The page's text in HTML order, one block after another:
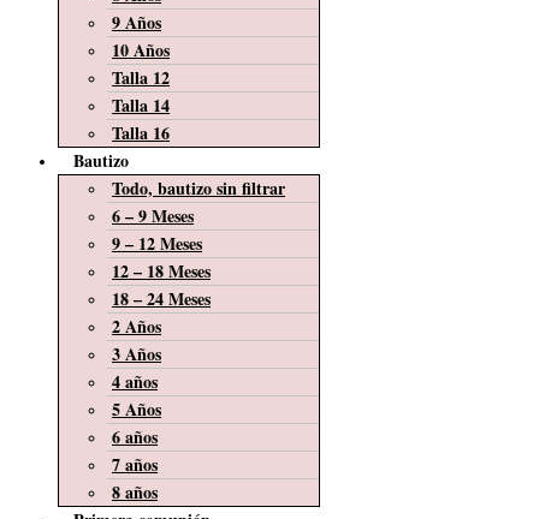
9 Años
10 Años
Talla 12
Talla 14
Talla 16
Bautizo
Todo, bautizo sin filtrar
6 – 9 Meses
9 – 12 Meses
12 – 18 Meses
18 – 24 Meses
2 Años
3 Años
4 años
5 Años
6 años
7 años
8 años